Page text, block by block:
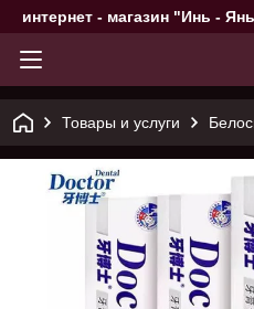
интернет - магазин "Инь -
Товары и услуги